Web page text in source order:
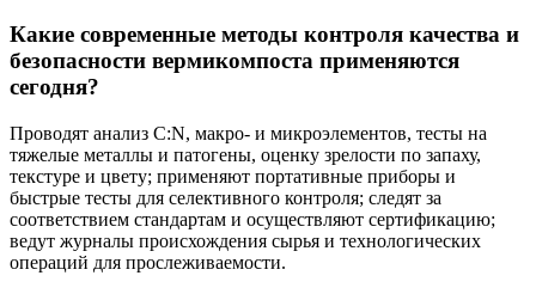
Какие современные методы контроля качества и
безопасности вермикомпоста применяются
сегодня?
Проводят анализ C:N, макро- и микроэлементов, тесты на
тяжелые металлы и патогены, оценку зрелости по запаху,
текстуре и цвету; применяют портативные приборы и
быстрые тесты для селективного контроля; следят за
соответствием стандартам и осуществляют сертификацию;
ведут журналы происхождения сырья и технологических
операций для прослеживаемости.